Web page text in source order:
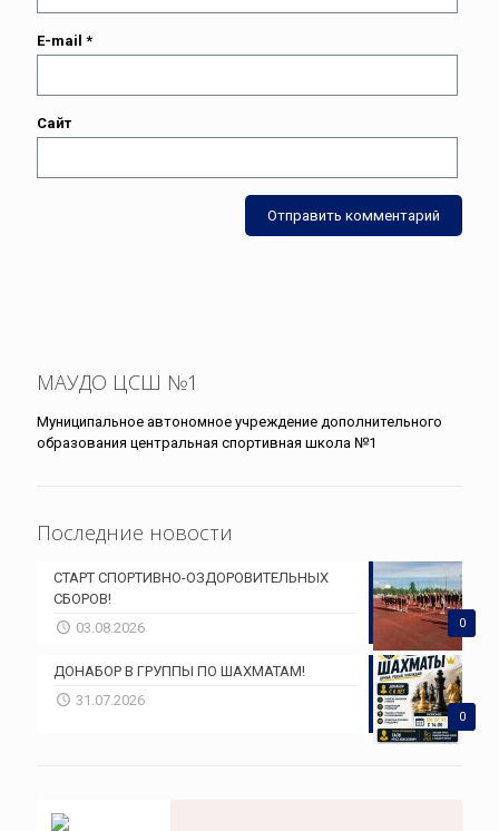
E-mail *
Сайт
МАУДО ЦСШ №1
Муниципальное автономное учреждение дополнительного
образования центральная спортивная школа №1
Последние новости
0
СТАРТ СПОРТИВНО-ОЗДОРОВИТЕЛЬНЫХ
СБОРОВ!
03.08.2026
0
ДОНАБОР В ГРУППЫ ПО ШАХМАТАМ!
31.07.2026